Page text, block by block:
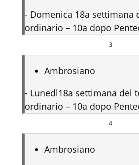
- Domenica 18a settimana
ordinario – 10a dopo
3
Ambrosiano
- Lunedì18a settimana del
ordinario – 10a dopo
4
Ambrosiano